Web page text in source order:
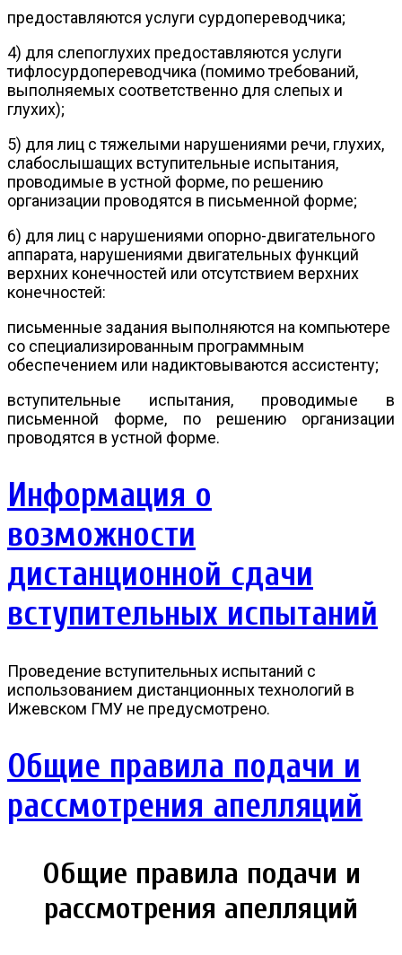
предоставляются услуги сурдопереводчика;
4) для слепоглухих предоставляются услуги
тифлосурдопереводчика (помимо требований,
выполняемых соответственно для слепых и
глухих);
5) для лиц с тяжелыми нарушениями речи, глухих,
слабослышащих вступительные испытания,
проводимые в устной форме, по решению
организации проводятся в письменной форме;
6) для лиц с нарушениями опорно-двигательного
аппарата, нарушениями двигательных функций
верхних конечностей или отсутствием верхних
конечностей:
письменные задания выполняются на компьютере
со специализированным программным
обеспечением или надиктовываются ассистенту;
вступительные испытания, проводимые в
письменной форме, по решению организации
проводятся в устной форме.
Информация о
возможности
дистанционной сдачи
вступительных испытаний
Проведение вступительных испытаний с
использованием дистанционных технологий в
Ижевском ГМУ не предусмотрено.
Общие правила подачи и
рассмотрения апелляций
Общие правила подачи и
рассмотрения апелляций